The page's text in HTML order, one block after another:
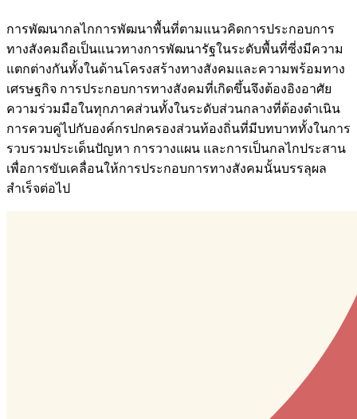
การพัฒนากลไกการพัฒนาพื้นที่ตามแนวคิดการประกอบการ
ทางสังคมถือเป็นแนวทางการพัฒนารัฐในระดับพื้นที่ซี่งมีความ
แตกต่างกันทั้งในด้านโครงสร้างทางสังคมและความพร้อมทาง
เศรษฐกิจ การประกอบการทางสังคมที่เกิดขึ้นจึงต้องอิงอาศัย
ความร่วมมือในทุกภาคส่วนทั้งในระดับส่วนกลางที่ต้องดำเนิน
การควบคู่ไปกับองค์กรปกครองส่วนท้องถิ่นที่มีบทบาททั้งในการ
รวบรวมประเด็นปัญหา การวางแผน และการเป็นกลไกประสาน
เพื่อการขับเคลื่อนให้การประกอบการทางสังคมนั้นบรรลุผล
สำเร็จต่อไป